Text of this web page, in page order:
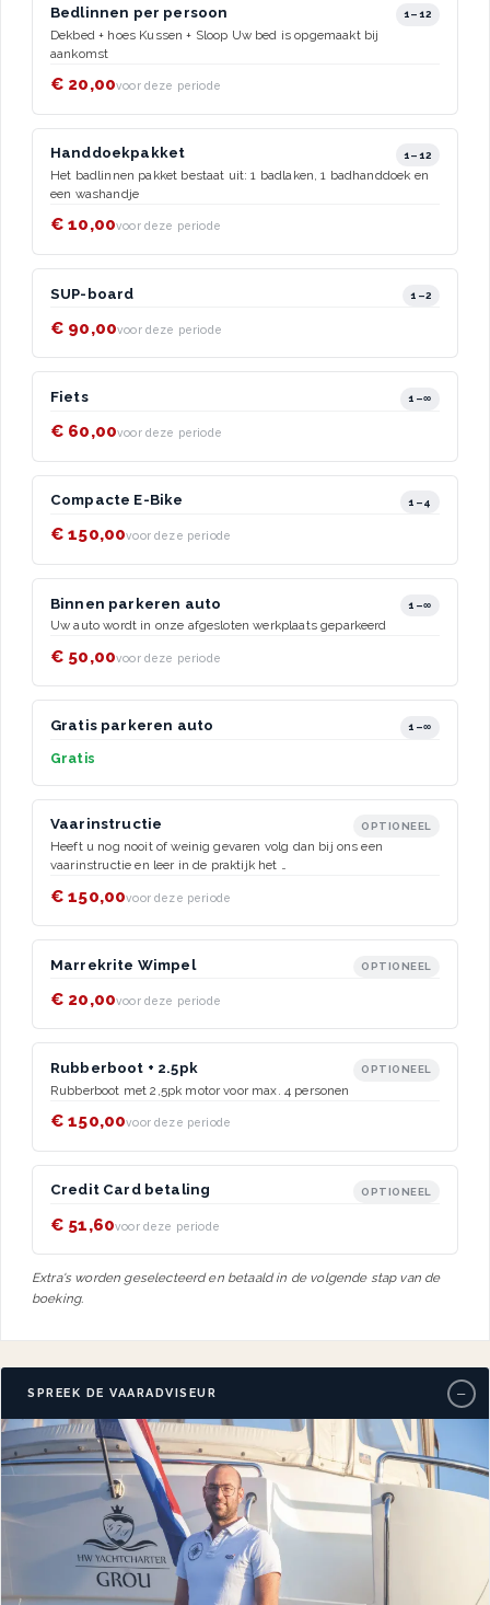
Bedlinnen per persoon 1–12
Dekbed + hoes Kussen + Sloop Uw bed is opgemaakt bij
aankomst
€ 20,00voor deze periode
Handdoekpakket 1–12
Het badlinnen pakket bestaat uit: 1 badlaken, 1 badhanddoek en
een washandje
€ 10,00voor deze periode
SUP-board 1–2
€ 90,00voor deze periode
Fiets 1–∞
€ 60,00voor deze periode
Compacte E-Bike 1–4
€ 150,00voor deze periode
Binnen parkeren auto 1–∞
Uw auto wordt in onze afgesloten werkplaats geparkeerd
€ 50,00voor deze periode
Gratis parkeren auto 1–∞
Gratis
Vaarinstructie OPTIONEEL
Heeft u nog nooit of weinig gevaren volg dan bij ons een
vaarinstructie en leer in de praktijk het …
€ 150,00voor deze periode
Marrekrite Wimpel OPTIONEEL
€ 20,00voor deze periode
Rubberboot + 2.5pk OPTIONEEL
Rubberboot met 2,5pk motor voor max. 4 personen
€ 150,00voor deze periode
Credit Card betaling OPTIONEEL
€ 51,60voor deze periode
Extra's worden geselecteerd en betaald in de volgende stap van de
boeking.
SPREEK DE VAARADVISEUR −